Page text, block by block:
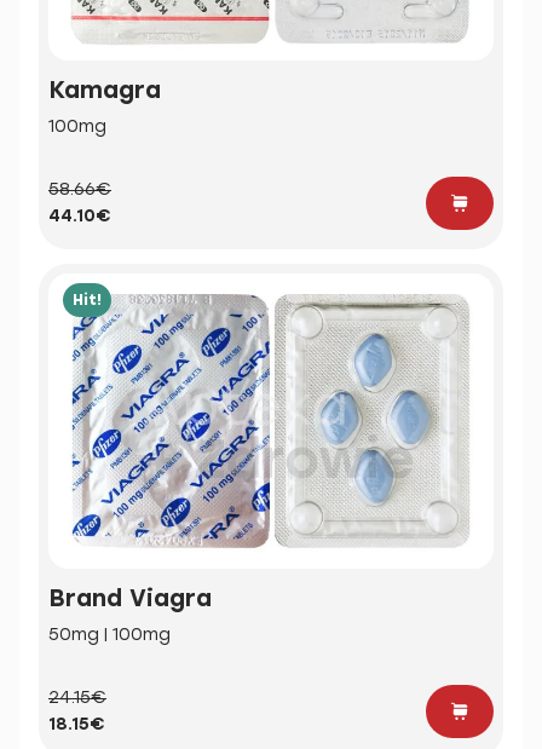
Kamagra
100mg
58.66€
44.10€
Hit!
Brand Viagra
50mg | 100mg
24.15€
18.15€